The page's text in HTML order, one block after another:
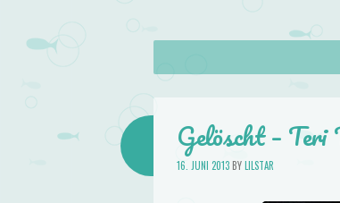
About
Books
Menu
Gelöscht – Teri
16. JUNI 2013BYLILSTAR